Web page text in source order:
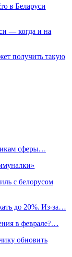
в Беларуси
— когда и на
получить такую
сферы…
с белорусом
до 20%. Из-за…
в феврале?…
обновить